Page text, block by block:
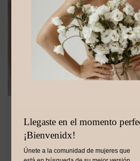
_ 27/01/2025 _ STAFF PRIMA
_0 Comments
Protección Solar: